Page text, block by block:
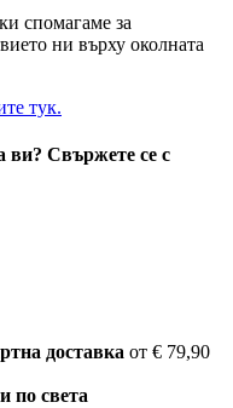
спомагаме за
ни върху околната
тук.
ви? Свържете се с
доставка от € 79,90
по света